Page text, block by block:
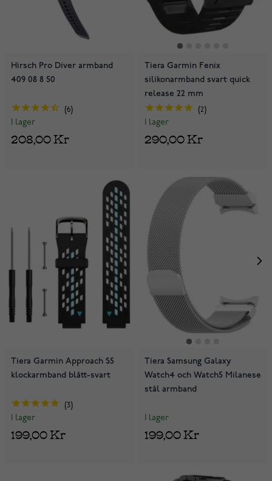
Hirsch Pro Diver armband
409 08 8 50
6
I lager
208,00 Kr
Tiera Garmin Fenix
silikonarmband svart quick
release 22 mm
2
I lager
290,00 Kr
Tiera Garmin Approach S5
klockarmband blått-svart
3
I lager
199,00 Kr
Tiera Samsung Galaxy
Watch4 och Watch5 Milanese
stål armband
I lager
199,00 Kr